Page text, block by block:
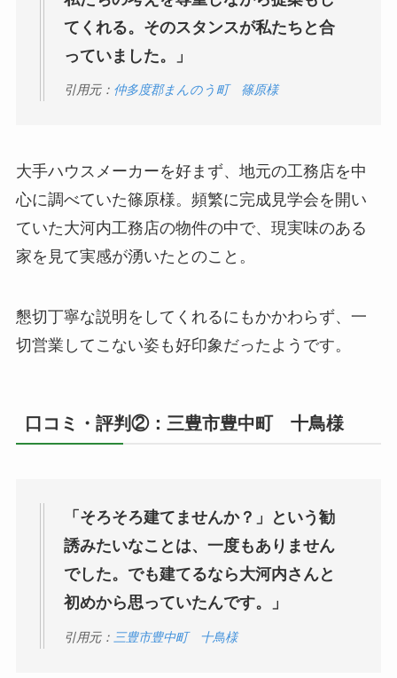
てくれる。そのスタンスが私たちと合
っていました。」
引用元： 仲多度郡まんのう町 篠原様
大手ハウスメーカーを好まず、地元の工務店を中
心に調べていた篠原様。頻繁に完成見学会を開い
ていた大河内工務店の物件の中で、現実味のある
家を見て実感が湧いたとのこと。
懇切丁寧な説明をしてくれるにもかかわらず、一
切営業してこない姿も好印象だったようです。
口コミ・評判②：三豊市豊中町 十鳥様
「そろそろ建てませんか？」という勧
誘みたいなことは、一度もありません
でした。でも建てるなら大河内さんと
初めから思っていたんです。」
引用元： 三豊市豊中町 十鳥様